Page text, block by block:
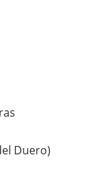
Duero)